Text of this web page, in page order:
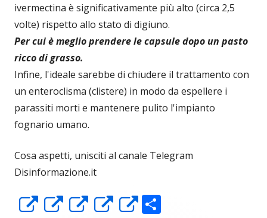
ivermectina è significativamente più alto (circa 2,5
volte) rispetto allo stato di digiuno.
Per cui è meglio prendere le capsule dopo un pasto
ricco di grasso.
Infine, l'ideale sarebbe di chiudere il trattamento con
un enteroclisma (clistere) in modo da espellere i
parassiti morti e mantenere pulito l'impianto
fognario umano.
Cosa aspetti, unisciti al canale Telegram
Disinformazione.it
ApreApreApreApre
Apre